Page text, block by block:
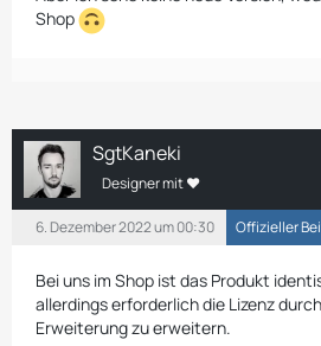
Shop
SgtKaneki
Designer mit ❤
6. Dezember 2022 um 00:30 Offizieller
Bei uns im Shop ist das Produkt
allerdings erforderlich die Lizenz
Erweiterung zu erweitern.